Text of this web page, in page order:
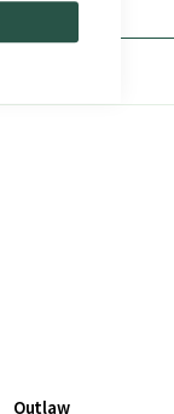
WhatsApp
Outlaw